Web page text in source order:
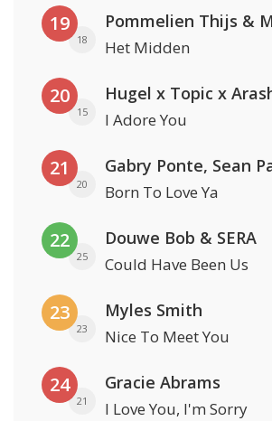
19
18
Pommelien Thijs &
Het Midden
20
15 I Adore You
21
20 Born To Love Ya
22
25
Douwe Bob & SERA
Could Have Been Us
23
23
Myles Smith
Nice To Meet You
24
21
Gracie Abrams
I Love You, I'm Sorry